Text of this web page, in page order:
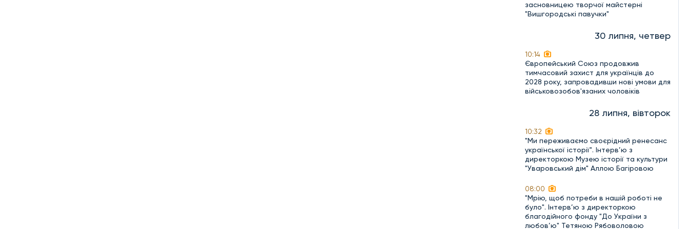
засновницею творчої майстерні
"Вишгородські павучки"
30 липня, четвер
10:14
Європейський Союз продовжив
тимчасовий захист для українців до
2028 року, запровадивши нові умови для
військовозобов'язаних чоловіків
28 липня, вівторок
10:32
"Ми переживаємо своєрідний ренесанс
української історії". Інтерв’ю з
директоркою Музею історії та культури
"Уваровський дім" Аллою Багіровою
08:00
"Мрію, щоб потреби в нашій роботі не
було". Інтерв’ю з директоркою
благодійного фонду "До України з
любов’ю" Тетяною Рябоволовою